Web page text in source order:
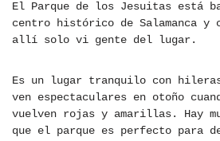
El Parque de los Jesuitas está
centro histórico de Salamanca y
allí solo vi gente del lugar.
Es un lugar tranquilo con
ven espectaculares en otoño
vuelven rojas y amarillas. Hay
que el parque es perfecto para